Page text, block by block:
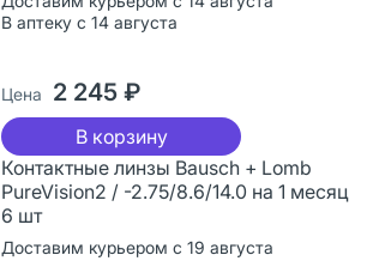
В аптеку с 14 августа
Цена 2 245 ₽
В корзину
Контактные линзы Bausch + Lomb
PureVision2 / -2.75/8.6/14.0 на 1 месяц
6 шт
Доставим курьером с 19 августа